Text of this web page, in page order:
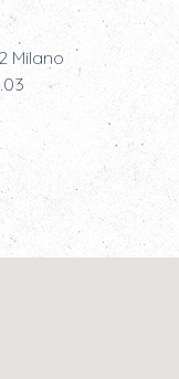
Milano